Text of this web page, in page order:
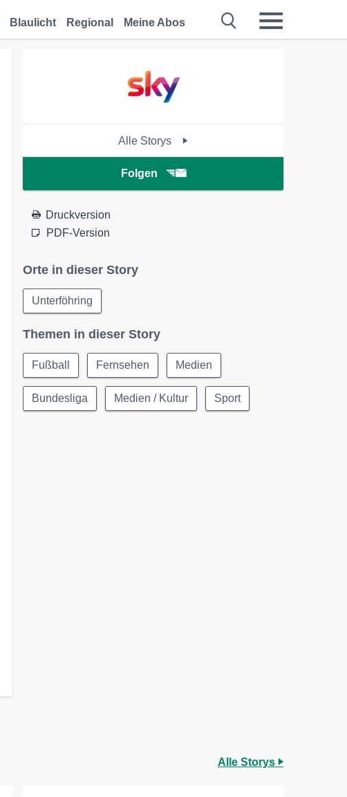
Blaulicht Regional Meine Abos
Alle Storys
Folgen
Druckversion
PDF-Version
Orte in dieser Story
Unterföhring
Themen in dieser Story
Fußball Fernsehen Medien
Bundesliga Medien / Kultur Sport
Alle Storys